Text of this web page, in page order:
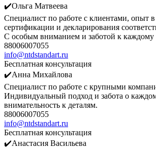
✔️Ольга Матвеева
Специалист по работе с клиентами, опыт в
сертификации и декларирования
С особым вниманием и заботой к каждому
88006007055
info@ntdstandart.ru
Бесплатная консультация
✔️Анна Михайлова
Специалист по работе с крупными
Индивидуальный подход и забота о
внимательность к деталям.
88006007055
info@ntdstandart.ru
Бесплатная консультация
✔️Анастасия Васильева